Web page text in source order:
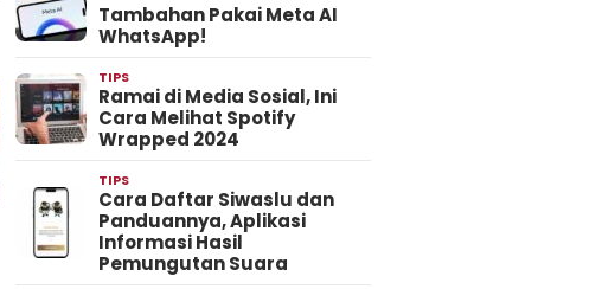
Tambahan Pakai Meta AI
WhatsApp!
TIPS
Ramai di Media Sosial, Ini
Cara Melihat Spotify
Wrapped 2024
TIPS
Cara Daftar Siwaslu dan
Panduannya, Aplikasi
Informasi Hasil
Pemungutan Suara